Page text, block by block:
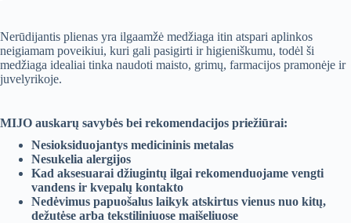
Nerūdijantis plienas yra ilgaamžė medžiaga itin atspari aplinkos
neigiamam poveikiui, kuri gali pasigirti ir higieniškumu, todėl ši
medžiaga idealiai tinka naudoti maisto, grimų, farmacijos pramonėje ir
juvelyrikoje.
MIJO auskarų savybės bei rekomendacijos priežiūrai:
Nesioksiduojantys medicininis metalas
Nesukelia alergijos
Kad aksesuarai džiugintų ilgai rekomenduojame vengti
vandens ir kvepalų kontakto
Nedėvimus papuošalus laikyk atskirtus vienus nuo kitų,
dežutėse arba tekstiliniuose maišeliuose